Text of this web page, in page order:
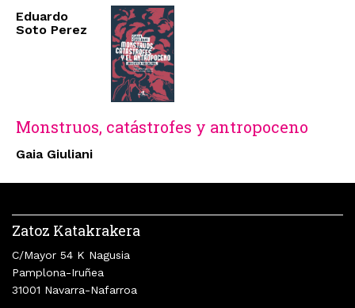
Eduardo
Soto Perez
Monstruos, catástrofes y antropoceno
Gaia Giuliani
Zatoz Katakrakera
C/Mayor 54 K Nagusia
Pamplona-Iruñea
31001 Navarra-Nafarroa